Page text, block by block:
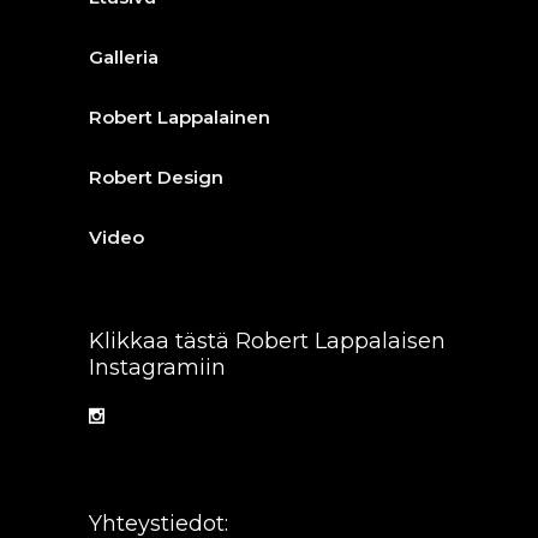
Galleria
Robert Lappalainen
Robert Design
Video
Klikkaa tästä Robert Lappalaisen
Instagramiin
Yhteystiedot: